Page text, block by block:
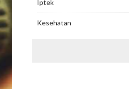
Iptek
Kesehatan